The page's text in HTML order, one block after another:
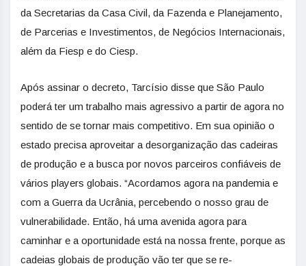
da Secretarias da Casa Civil, da Fazenda e Planejamento,
de Parcerias e Investimentos, de Negócios Internacionais,
além da Fiesp e do Ciesp.
Após assinar o decreto, Tarcísio disse que São Paulo
poderá ter um trabalho mais agressivo a partir de agora no
sentido de se tornar mais competitivo. Em sua opinião o
estado precisa aproveitar a desorganização das cadeiras
de produção e a busca por novos parceiros confiáveis de
vários players globais. “Acordamos agora na pandemia e
com a Guerra da Ucrânia, percebendo o nosso grau de
vulnerabilidade. Então, há uma avenida agora para
caminhar e a oportunidade está na nossa frente, porque as
cadeias globais de produção vão ter que se re-